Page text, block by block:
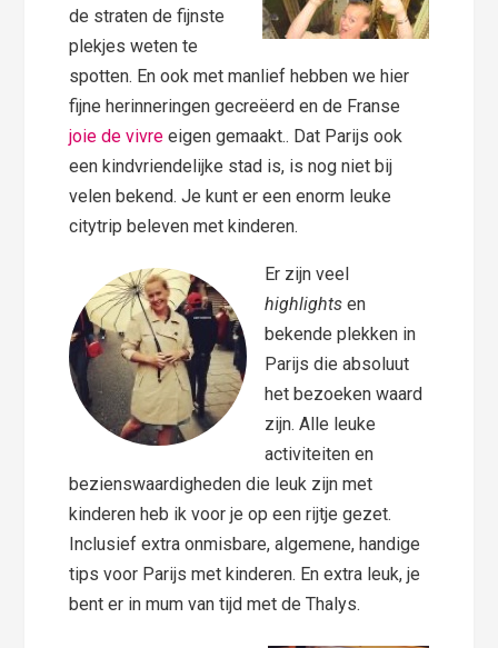
de straten de fijnste
plekjes weten te
spotten. En ook met manlief hebben we hier
fijne herinneringen gecreëerd en de Franse
joie de vivre eigen gemaakt.. Dat Parijs ook
een kindvriendelijke stad is, is nog niet bij
velen bekend. Je kunt er een enorm leuke
citytrip beleven met kinderen.
Er zijn veel
highlightsen
bekende plekken in
Parijs die absoluut
het bezoeken waard
zijn. Alle leuke
activiteiten en
bezienswaardigheden die leuk zijn met
kinderen heb ik voor je op een rijtje gezet.
Inclusief extra onmisbare, algemene, handige
tips voor Parijs met kinderen. En extra leuk, je
bent er in mum van tijd met de Thalys.